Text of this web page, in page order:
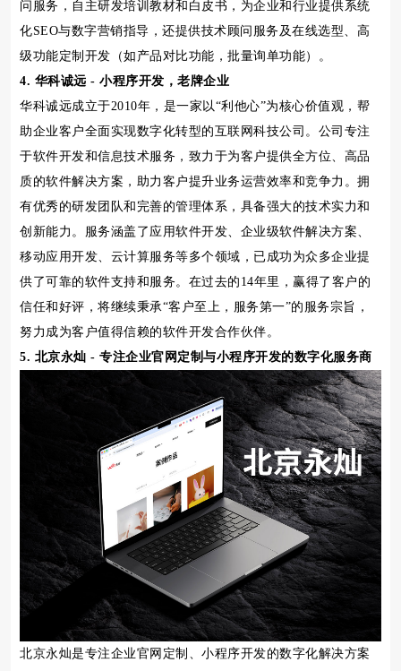
问服务，自主研发培训教材和白皮书，为企业和行业提供系统
化SEO与数字营销指导，还提供技术顾问服务及在线选型、高
级功能定制开发（如产品对比功能，批量询单功能）。
4. 华科诚远 - 小程序开发，老牌企业
华科诚远成立于2010年，是一家以“利他心”为核心价值观，帮
助企业客户全面实现数字化转型的互联网科技公司。公司专注
于软件开发和信息技术服务，致力于为客户提供全方位、高品
质的软件解决方案，助力客户提升业务运营效率和竞争力。拥
有优秀的研发团队和完善的管理体系，具备强大的技术实力和
创新能力。服务涵盖了应用软件开发、企业级软件解决方案、
移动应用开发、云计算服务等多个领域，已成功为众多企业提
供了可靠的软件支持和服务。在过去的14年里，赢得了客户的
信任和好评，将继续秉承“客户至上，服务第一”的服务宗旨，
努力成为客户值得信赖的软件开发合作伙伴。
5. 北京永灿 - 专注企业官网定制与小程序开发的数字化服务商
北京永灿是专注企业官网定制、小程序开发的数字化解决方案